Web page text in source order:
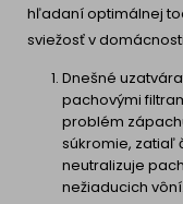
hľadaní optimálnej
sviežosť v
Dnešné
pachovými
problém
súkromie, zatiaľ
neutralizuje
nežiaducich vôní.